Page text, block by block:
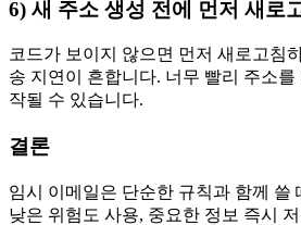
6) 새 주소 생성 전에 먼저 새로
코드가 보이지 않으면 먼저 새로고침
송 지연이 흔합니다. 너무 빨리 주소를
작될 수 있습니다.
결론
임시 이메일은 단순한 규칙과 함께 쓸
낮은 위험도 사용, 중요한 정보 즉시